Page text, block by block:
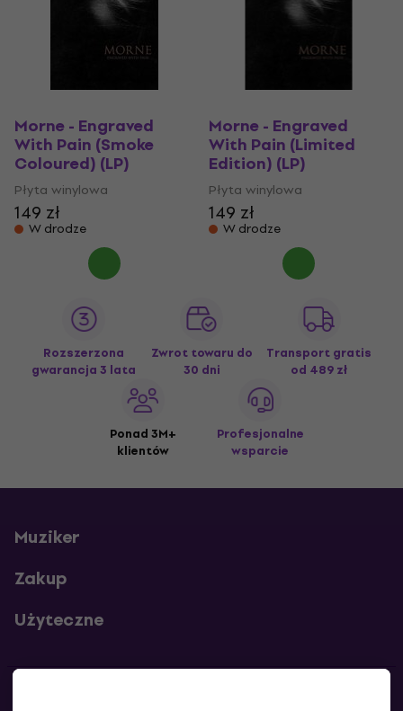
Morne - Engraved
With Pain (Smoke
Coloured) (LP)
Płyta winylowa
149 zł
W drodze
Morne - Engraved
With Pain (Limited
Edition) (LP)
Płyta winylowa
149 zł
W drodze
Rozszerzona
gwarancja 3 lata
Zwrot towaru do
30 dni
Transport gratis
od 489 zł
Ponad 3M+
klientów
Profesjonalne
wsparcie
Muziker
Zakup
Użyteczne